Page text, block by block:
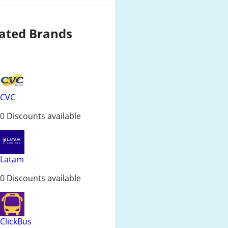
Brands
CVC
0 Discounts available
Latam
0 Discounts available
ClickBus